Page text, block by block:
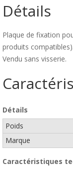
Détails
Plaque de fixation
produits compatibles).
Vendu sans visserie.
Détails
Poids
Marque
Caractéristiques